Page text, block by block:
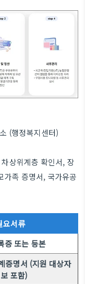
(행정복지센터)
상위계층 확인서, 장
가족 증명서, 국가유공
요서류
증 또는 등본
증명서 (지원 대상자
포함)